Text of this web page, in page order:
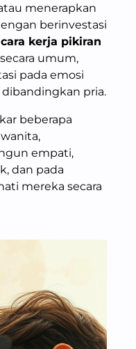
menerapkan
berinvestasi
kerja pikiran
umum,
pada emosi
pria.
beberapa
empati,
dan pada
mereka secara